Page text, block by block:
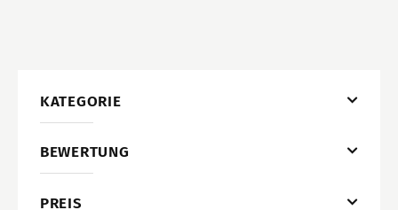
KATEGORIE
BEWERTUNG
PREIS